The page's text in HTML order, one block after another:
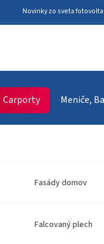
Novinky zo sveta
Carporty Meniče,
Fasády domov
Falcovaný plech